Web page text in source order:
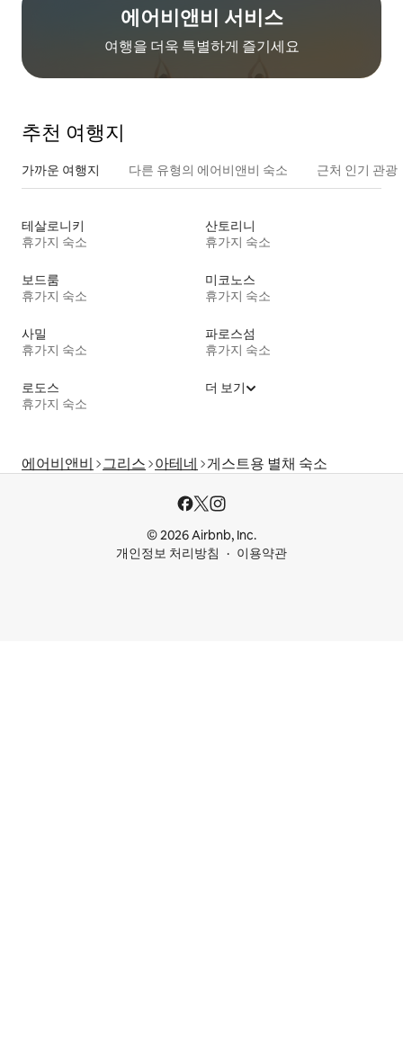
에어비앤비 서비스
여행을 더욱 특별하게 즐기세요
추천 여행지
가까운 여행지 다른 유형의 에어비앤비 숙소 근처 인기 관광
테살로니키
휴가지 숙소
산토리니
휴가지 숙소
보드룸
휴가지 숙소
미코노스
휴가지 숙소
사밀
휴가지 숙소
파로스섬
휴가지 숙소
로도스
휴가지 숙소
더 보기
에어비앤비 그리스 아테네 게스트용 별채 숙소
© 2026 Airbnb, Inc.
개인정보 처리방침
이용약관